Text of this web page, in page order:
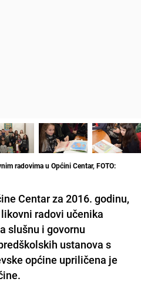
radovima u Općini Centar, FOTO:
Centar za 2016. godinu,
radovi učenika
slušnu i govornu
ustanova s
općine upriličena je